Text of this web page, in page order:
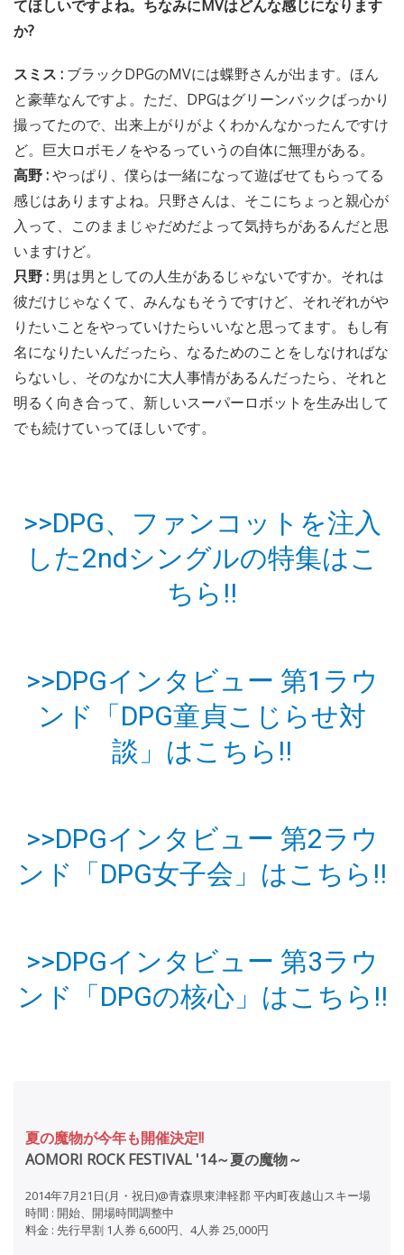
てほしいですよね。ちなみにMVはどんな感じになります
か?
スミス : ブラックDPGのMVには蝶野さんが出ます。ほん
と豪華なんですよ。ただ、DPGはグリーンバックばっかり
撮ってたので、出来上がりがよくわかんなかったんですけ
ど。巨大ロボモノをやるっていうの自体に無理がある。
高野 :やっぱり、僕らは一緒になって遊ばせてもらってる
感じはありますよね。只野さんは、そこにちょっと親心が
入って、このままじゃだめだよって気持ちがあるんだと思
いますけど。
只野 : 男は男としての人生があるじゃないですか。それは
彼だけじゃなくて、みんなもそうですけど、それぞれがや
りたいことをやっていけたらいいなと思ってます。もし有
名になりたいんだったら、なるためのことをしなければな
らないし、そのなかに大人事情があるんだったら、それと
明るく向き合って、新しいスーパーロボットを生み出して
でも続けていってほしいです。
>>DPG、ファンコットを注入
した2ndシングルの特集はこ
ちら!!
>>DPGインタビュー 第1ラウ
ンド「DPG童貞こじらせ対
談」はこちら!!
>>DPGインタビュー 第2ラウ
ンド「DPG女子会」はこちら!!
>>DPGインタビュー 第3ラウ
ンド「DPGの核心」はこちら!!
夏の魔物が今年も開催決定!!
AOMORI ROCK FESTIVAL '14～夏の魔物～
2014年7月21日(月・祝日)@青森県東津軽郡 平内町夜越山スキー場
時間 : 開始、開場時間調整中
料金 : 先行早割 1人券 6,600円、4人券 25,000円